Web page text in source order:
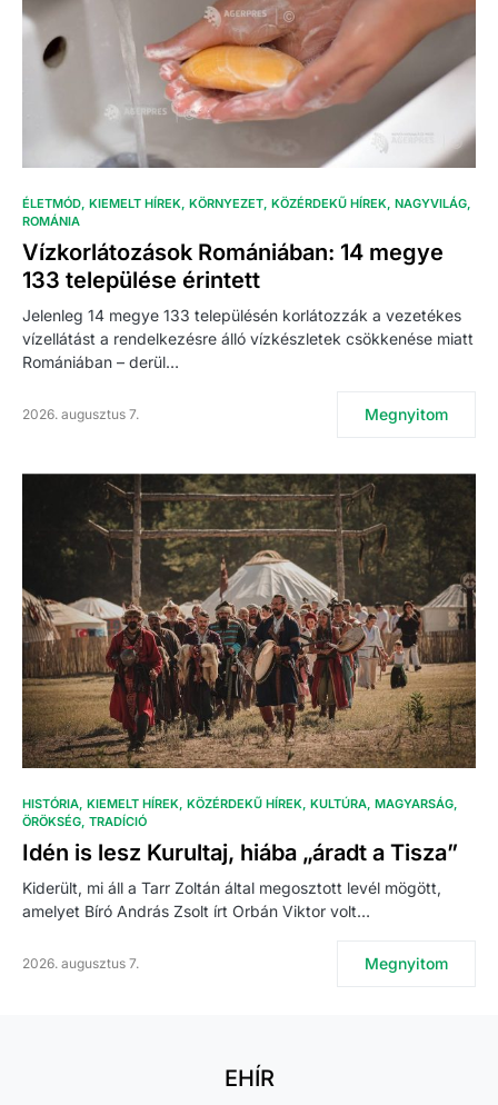
ÉLETMÓD KIEMELT HÍREK KÖRNYEZET KÖZÉRDEKŰ HÍREK NAGYVILÁG
ROMÁNIA
Vízkorlátozások Romániában: 14 megye
133 települése érintett
Jelenleg 14 megye 133 településén korlátozzák a vezetékes
vízellátást a rendelkezésre álló vízkészletek csökkenése miatt
Romániában – derül…
2026. augusztus 7. Megnyitom
HISTÓRIA KIEMELT HÍREK KÖZÉRDEKŰ HÍREK KULTÚRA MAGYARSÁG
ÖRÖKSÉG TRADÍCIÓ
Idén is lesz Kurultaj, hiába „áradt a Tisza”
Kiderült, mi áll a Tarr Zoltán által megosztott levél mögött,
amelyet Bíró András Zsolt írt Orbán Viktor volt…
2026. augusztus 7. Megnyitom
EHÍR